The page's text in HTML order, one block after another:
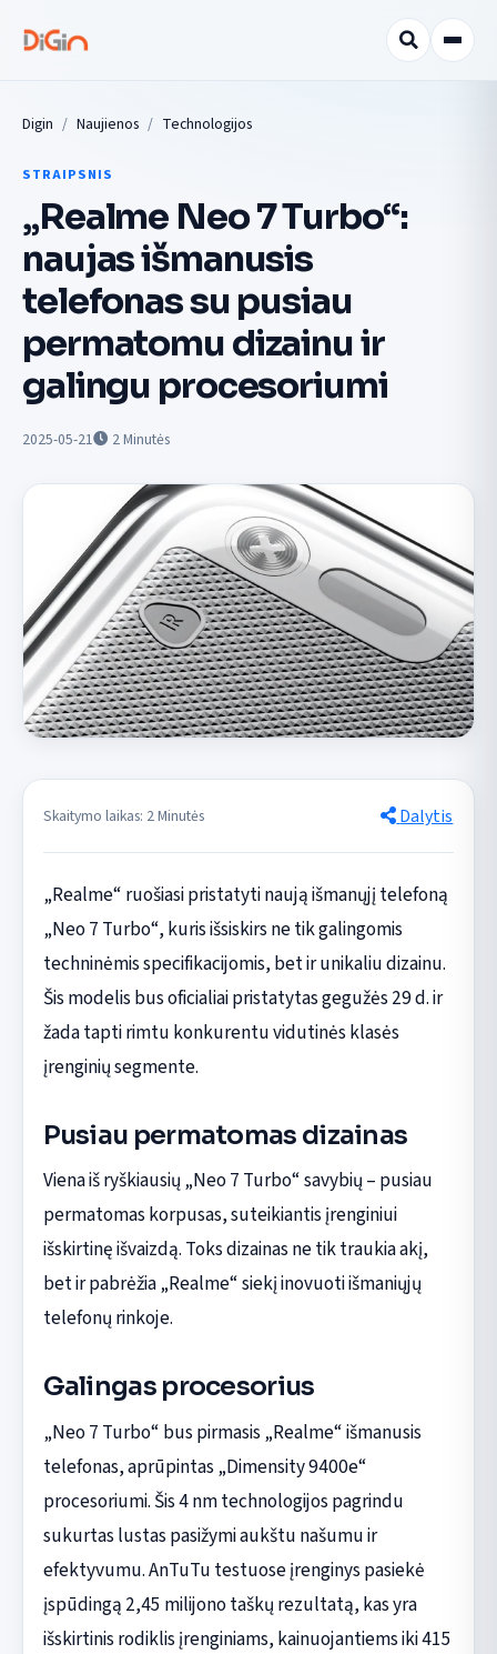
Digin Naujienos Technologijos
STRAIPSNIS
„Realme Neo 7 Turbo“:
naujas išmanusis
telefonas su pusiau
permatomu dizainu ir
galingu procesoriumi
2025-05-21 2Minutės
Skaitymo laikas: 2 Minutės Dalytis
„Realme“ ruošiasi pristatyti naują išmanųjį telefoną
„Neo 7 Turbo“, kuris išsiskirs ne tik galingomis
techninėmis specifikacijomis, bet ir unikaliu dizainu.
Šis modelis bus oficialiai pristatytas gegužės 29 d. ir
žada tapti rimtu konkurentu vidutinės klasės
įrenginių segmente.
Pusiau permatomas dizainas
Viena iš ryškiausių „Neo 7 Turbo“ savybių – pusiau
permatomas korpusas, suteikiantis įrenginiui
išskirtinę išvaizdą. Toks dizainas ne tik traukia akį,
bet ir pabrėžia „Realme“ siekį inovuoti išmaniųjų
telefonų rinkoje.
Galingas procesorius
„Neo 7 Turbo“ bus pirmasis „Realme“ išmanusis
telefonas, aprūpintas „Dimensity 9400e“
procesoriumi. Šis 4 nm technologijos pagrindu
sukurtas lustas pasižymi aukštu našumu ir
efektyvumu. AnTuTu testuose įrenginys pasiekė
įspūdingą 2,45 milijono taškų rezultatą, kas yra
išskirtinis rodiklis įrenginiams, kainuojantiems iki 415